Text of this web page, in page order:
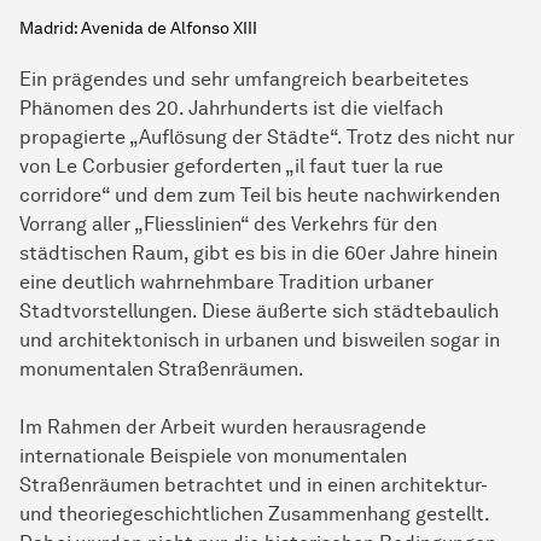
Ein prägendes und sehr umfangreich bearbeitetes
Phänomen des 20. Jahrhunderts ist die vielfach
propagierte „Auflösung der Städte“. Trotz des nicht nur
von Le Corbusier geforderten „il faut tuer la rue
corridore“ und dem zum Teil bis heute nachwirkenden
Vorrang aller „Fliesslinien“ des Verkehrs für den
städtischen Raum, gibt es bis in die 60er Jahre hinein
eine deutlich wahrnehmbare Tradition urbaner
Stadtvorstellungen. Diese äußerte sich städtebaulich
und architektonisch in urbanen und bisweilen sogar in
monumentalen Straßenräumen.
Im Rahmen der Arbeit wurden herausragende
internationale Beispiele von monumentalen
Straßenräumen betrachtet und in einen architektur-
und theoriegeschichtlichen Zusammenhang gestellt.
Madrid: Avenida de Alfonso XIII